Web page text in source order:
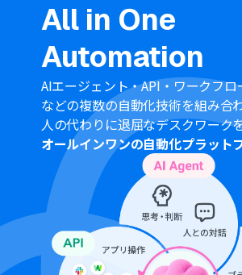
携してください。
トリガーは5分、10分、15分、30分、
間隔を選択できます。
プランによって最短の起動間隔が異な
ください。
トリガー、各オペレーションでの取り
ル容量の詳細は「ファイルの容量制限
照ください。
All in One
Automation
AIエージェント・API・ワークフロ
などの複数の自動化技術を組み合
人の代わりに退屈なデスクワーク
オールインワンの自動化プラット